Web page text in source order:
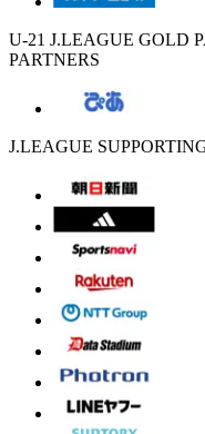
U-21 J.LEAGUE GOLD
PARTNERS
J.LEAGUE